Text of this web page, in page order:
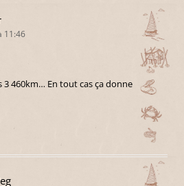
11:46
3 460km… En tout cas ça donne